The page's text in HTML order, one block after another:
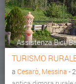
Assistenza Bici,
TURISMO
a Cesarò, Messina -